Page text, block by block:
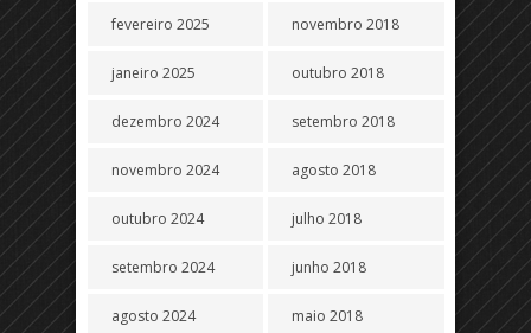
fevereiro 2025
janeiro 2025
dezembro 2024
novembro 2024
outubro 2024
setembro 2024
agosto 2024
novembro 2018
outubro 2018
setembro 2018
agosto 2018
julho 2018
junho 2018
maio 2018